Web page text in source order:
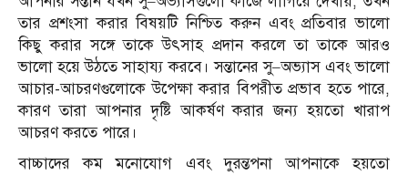
তার প্রশংসা করার বিষয়টি নিশ্চিত করুন এবং প্রতিবার ভালো
কিছু করার সঙ্গে তাকে উৎসাহ প্রদান করলে তা তাকে আরও
ভালো হয়ে উঠতে সাহায্য করবে। সন্তানের সু–অভ্যাস এবং ভালো
আচার-আচরণগুলোকে উপেক্ষা করার বিপরীত প্রভাব হতে পারে,
কারণ তারা আপনার দৃষ্টি আকর্ষণ করার জন্য হয়তো খারাপ
আচরণ করতে পারে।
বাচ্চাদের কম মনোযোগ এবং দুরন্তপনা আপনাকে হয়তো